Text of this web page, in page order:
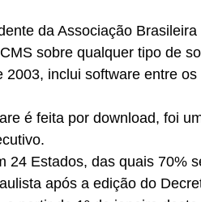
da Associação
sobre qualquer tipo de
inclui software entre
é feita por download, foi
24 Estados, das quais 70%
após a edição do